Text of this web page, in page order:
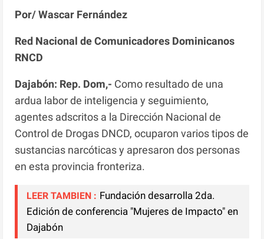
Por/ Wascar Fernández
Red Nacional de Comunicadores Dominicanos
RNCD
Dajabón: Rep. Dom,- Como resultado de una
ardua labor de inteligencia y seguimiento,
agentes adscritos a la Dirección Nacional de
Control de Drogas DNCD, ocuparon varios tipos de
sustancias narcóticas y apresaron dos personas
en esta provincia fronteriza.
LEER TAMBIEN : Fundación desarrolla 2da.
Edición de conferencia "Mujeres de Impacto" en
Dajabón